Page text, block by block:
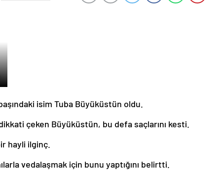
isim Tuba Büyüküstün oldu.
çeken Büyüküstün, bu defa saçlarını kesti.
hayli ilginç.
vedalaşmak için bunu yaptığını belirtti.